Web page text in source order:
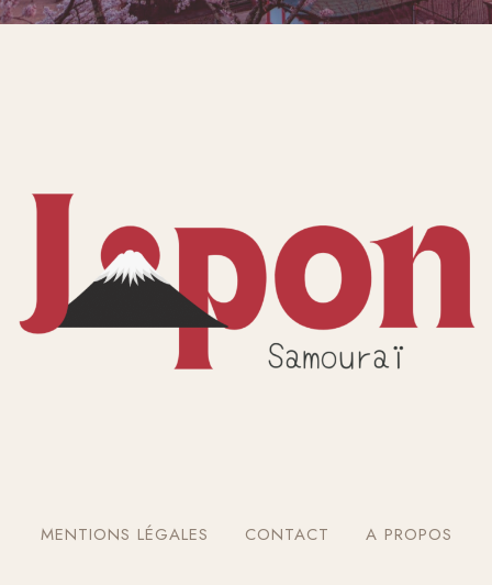
MENTIONS LÉGALES CONTACT A PROPOS